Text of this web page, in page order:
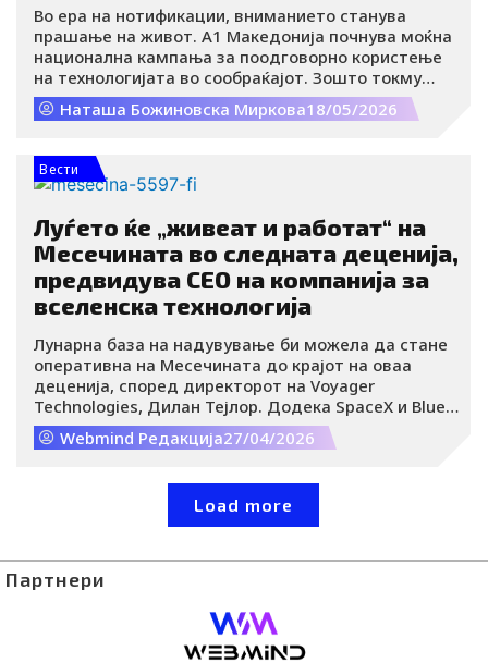
Во ера на нотификации, вниманието станува
прашање на живот. A1 Македонија почнува моќна
национална кампања за поодговорно користење
на технологијата во сообраќајот. Зошто токму
оваа кампања останува во глава и по гледањето?
Наташа Божиновска Миркова18/05/2026
Вести
Луѓето ќе „живеат и работат“ на
Месечината во следната деценија,
предвидува CEO на компанија за
вселенска технологија
Лунарна база на надувување би можела да стане
оперативна на Месечината до крајот на оваа
деценија, според директорот на Voyager
Technologies, Дилан Тејлор. Додека SpaceX и Blue
Origin сè повеќе се фокусираат на присуство на
Месечината, вселенската индустрија, според него,
Webmind Редакција27/04/2026
Load more
Партнери